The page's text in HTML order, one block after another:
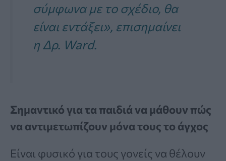
σύμφωνα με το σχέδιο, θα
είναι εντάξει», επισημαίνει
η Δρ. Ward.
Σημαντικό για τα παιδιά να μάθουν πώς
να αντιμετωπίζουν μόνα τους το άγχος
Είναι φυσικό για τους γονείς να θέλουν